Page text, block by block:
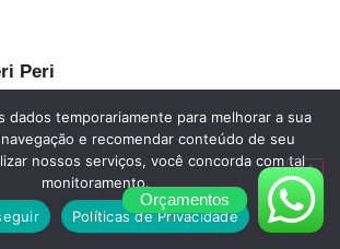
Peri
Orçamentos
dados temporariamente para melhorar a sua
e recomendar conteúdo de seu
nossos serviços, você concorda com tal
monitoramento.
Políticas de Privacidade